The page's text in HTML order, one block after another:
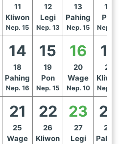
11
Kliwon
Nep. 15
12
Legi
Nep. 13
13
Pahing
Nep. 15
14
Pon
Nep.
14
18
Pahing
Nep. 16
15
19
Pon
Nep. 15
16
20
Wage
Nep. 10
17
21
Nep.
21
25
Wage
22
26
Kliwon
23
27
Legi
24
28